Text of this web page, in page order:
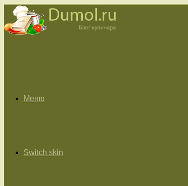
Меню
Switch skin